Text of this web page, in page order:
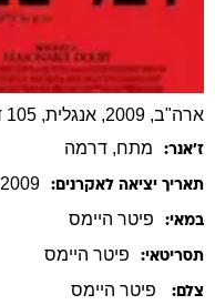
ארה"ב, 2009, אנגלית, 105 דקות
ז׳אנר: מתח, דרמה
תאריך יציאה לאקרנים: 2009
במאי: פיטר היימס
תסריטאי: פיטר היימס
צלם: פיטר היימס